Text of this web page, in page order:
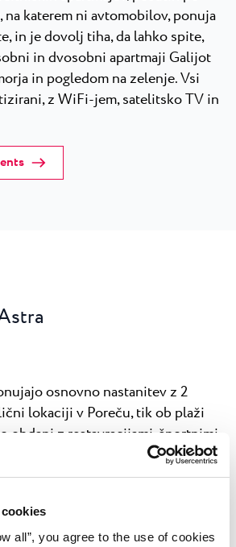
all”, you agree to the use of cookies
katerem ni avtomobilov, ponuja
in je dovolj tiha, da lahko spite,
in dvosobni apartmaji Galijot
in pogledom na zelenje. Vsi
z WiFi-jem, satelitsko TV in
osnovno nastanitev z 2
lokaciji v Poreču, tik ob plaži
obdani z restavracijami, športnimi
Postavljeni so v mirni
in tako idealni za preproste